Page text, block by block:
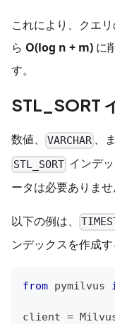
これにより、クエ
ら O(log n + m) に
す。
STL_SORT
数値、 VARCHAR 、
STL_SORT インデ
ータは必要ありませ
以下の例は、
ンデックスを作成
from pymilvus
client =